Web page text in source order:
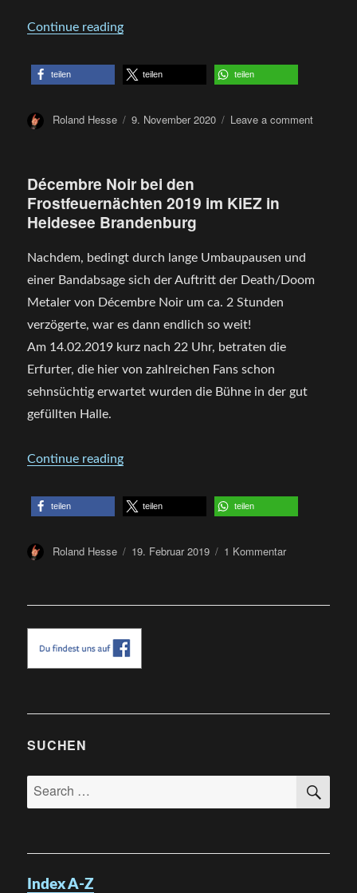
Continue reading„CD Review: Décembre Noir – the.
teilen teilen teilen
Author
Roland Hesse
Posted
9. November 2020 Leave a commenton
Décembre Noir bei den
Frostfeuernächten 2019 im KiEZ in
Heidesee Brandenburg
Nachdem, bedingt durch lange Umbaupausen und
einer Bandabsage sich der Auftritt der Death/Doom
Metaler von Décembre Noir um ca. 2 Stunden
verzögerte, war es dann endlich so weit!
Am 14.02.2019 kurz nach 22 Uhr, betraten die
Erfurter, die hier von zahlreichen Fans schon
sehnsüchtig erwartet wurden die Bühne in der gut
gefüllten Halle.
Continue reading„Décembre Noir bei den
teilen teilen teilen
Author
Roland Hesse
Posted
19. Februar 2019 1 Kommentarzu
Heidesee
SUCHEN
Search
for:
Index A-Z